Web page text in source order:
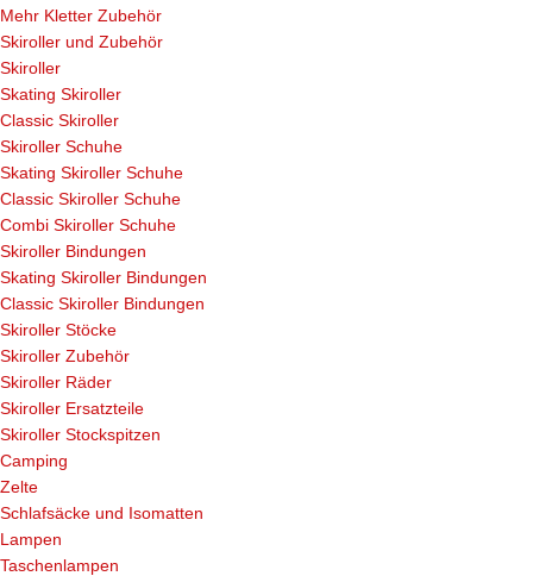
Mehr Kletter Zubehör
Skiroller und Zubehör
Skiroller
Skating Skiroller
Classic Skiroller
Skiroller Schuhe
Skating Skiroller Schuhe
Classic Skiroller Schuhe
Combi Skiroller Schuhe
Skiroller Bindungen
Skating Skiroller Bindungen
Classic Skiroller Bindungen
Skiroller Stöcke
Skiroller Zubehör
Skiroller Räder
Skiroller Ersatzteile
Skiroller Stockspitzen
Camping
Zelte
Schlafsäcke und Isomatten
Lampen
Taschenlampen